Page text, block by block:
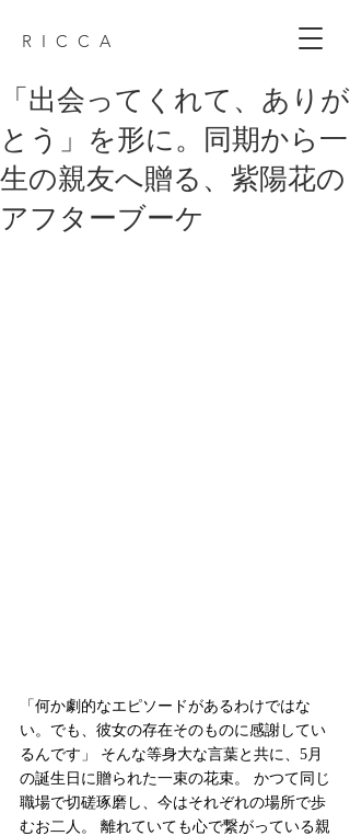
R I C C A
「出会ってくれて、ありが
とう」を形に。同期から一
生の親友へ贈る、紫陽花の
アフターブーケ
「何か劇的なエピソードがあるわけではな
い。でも、彼女の存在そのものに感謝してい
るんです」 そんな等身大な言葉と共に、5月
の誕生日に贈られた一束の花束。 かつて同じ
職場で切磋琢磨し、今はそれぞれの場所で歩
むお二人。 離れていても心で繋がっている親